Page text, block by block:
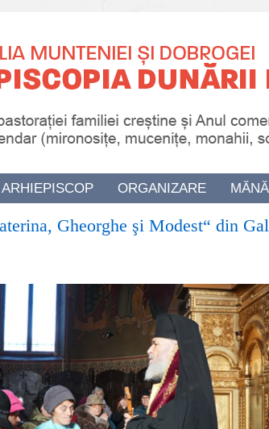
ARHIEPISCOP ORGANIZARE
Gheorghe şi Modest“ din